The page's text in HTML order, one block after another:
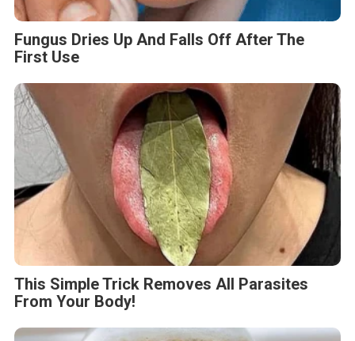
Fungus Dries Up And Falls Off After The
First Use
This Simple Trick Removes All Parasites
From Your Body!